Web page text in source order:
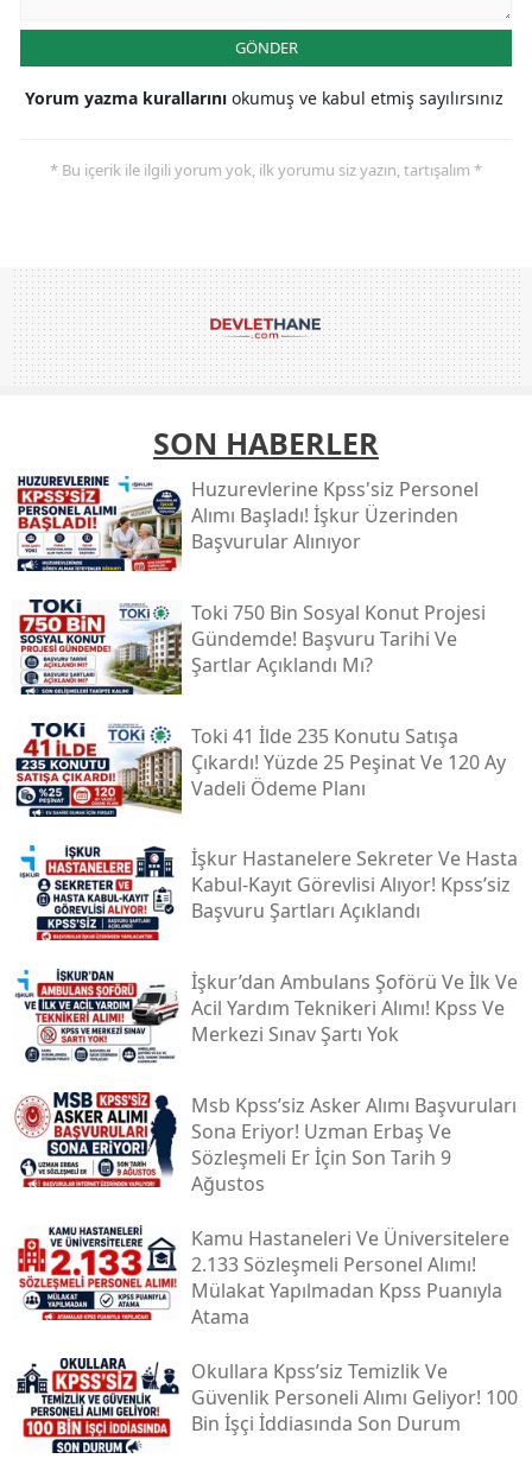
GÖNDER
Yorum yazma kurallarını okumuş ve kabul etmiş sayılırsınız
* Bu içerik ile ilgili yorum yok, ilk yorumu siz yazın, tartışalım *
SON HABERLER
Huzurevlerine Kpss'siz Personel
Alımı Başladı! İşkur Üzerinden
Başvurular Alınıyor
Toki̇ 750 Bin Sosyal Konut Projesi
Gündemde! Başvuru Tarihi Ve
Şartlar Açıklandı Mı?
Toki̇ 41 İlde 235 Konutu Satışa
Çıkardı! Yüzde 25 Peşinat Ve 120 Ay
Vadeli Ödeme Planı
İşkur Hastanelere Sekreter Ve Hasta
Kabul-Kayıt Görevlisi Alıyor! Kpss’siz
Başvuru Şartları Açıklandı
İşkur’dan Ambulans Şoförü Ve İlk Ve
Acil Yardım Teknikeri Alımı! Kpss Ve
Merkezi Sınav Şartı Yok
Msb Kpss’siz Asker Alımı Başvuruları
Sona Eriyor! Uzman Erbaş Ve
Sözleşmeli Er İçin Son Tarih 9
Ağustos
Kamu Hastaneleri Ve Üniversitelere
2.133 Sözleşmeli Personel Alımı!
Mülakat Yapılmadan Kpss Puanıyla
Atama
Okullara Kpss’siz Temizlik Ve
Güvenlik Personeli Alımı Geliyor! 100
Bin İşçi İddiasında Son Durum